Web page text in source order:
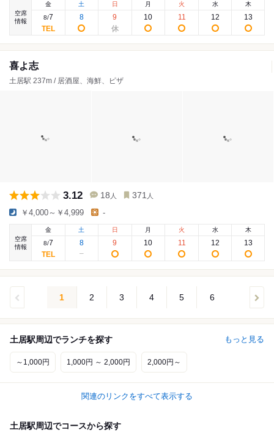
空席
情報
金
8/7
土
8
日
9
月
10
火
11
水
12
木
13
喜よ志
土居駅 237m / 居酒屋、海鮮、ピザ
3.12 18 人 371 人
￥4,000～￥4,999 -
空席
情報
金
8/7
土
8
日
9
月
10
火
11
水
12
木
13
1 2 3 4 5 6
土居駅周辺でランチを探す もっと見る
～1,000円 1,000円 ～ 2,000円 2,000円～
関連のリンクをすべて表示する
土居駅周辺でコースから探す